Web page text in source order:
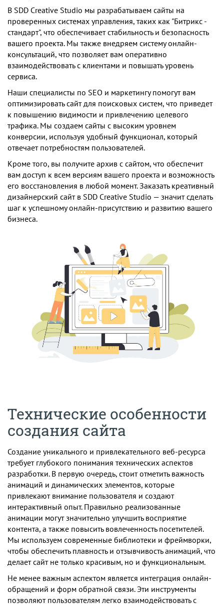
В SDD Creative Studio мы разрабатываем сайты на
проверенных системах управления, таких как "Битрикс -
стандарт", что обеспечивает стабильность и безопасность
вашего проекта. Мы также внедряем систему онлайн-
консультаций, что позволяет вам оперативно
взаимодействовать с клиентами и повышать уровень
сервиса.
Наши специалисты по SEO и маркетингу помогут вам
оптимизировать сайт для поисковых систем, что приведет
к повышению видимости и привлечению целевого
трафика. Мы создаем сайты с высоким уровнем
конверсии, используя удобный функционал, который
отвечает потребностям пользователей.
Кроме того, вы получите архив с сайтом, что обеспечит
вам доступ к всем версиям вашего проекта и возможность
его восстановления в любой момент. Заказать креативный
дизайнерский сайт в SDD Creative Studio — значит сделать
шаг к успешному онлайн-присутствию и развитию вашего
бизнеса.
Технические особенности
создания сайта
Создание уникального и привлекательного веб-ресурса
требует глубокого понимания технических аспектов
разработки. В первую очередь, стоит отметить важность
анимаций и динамических элементов, которые
привлекают внимание пользователя и создают
интерактивный опыт. Правильно реализованные
анимации могут значительно улучшить восприятие
контента, а также повысить вовлеченность посетителей.
Мы используем современные библиотеки и фреймворки,
чтобы обеспечить плавность и отзывчивость анимаций, что
делает сайт не только красивым, но и функциональным.
Не менее важным аспектом является интеграция онлайн-
обращений и форм обратной связи. Эти инструменты
позволяют пользователям легко взаимодействовать с